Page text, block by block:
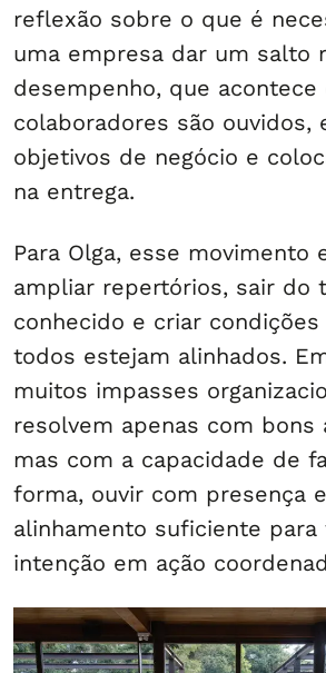
reflexão sobre o que é
uma empresa dar um salto
desempenho, que acontece
colaboradores são ouvidos,
objetivos de negócio e
na entrega.
Para Olga, esse movimento
ampliar repertórios, sair do
conhecido e criar condições
todos estejam alinhados.
muitos impasses
resolvem apenas com bons
mas com a capacidade de
forma, ouvir com presença
alinhamento suficiente
intenção em ação